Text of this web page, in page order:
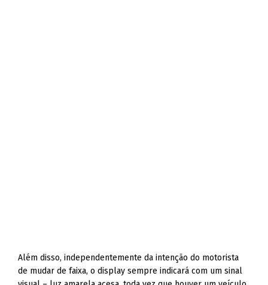
Além disso, independentemente da intenção do motorista
de mudar de faixa, o display sempre indicará com um sinal